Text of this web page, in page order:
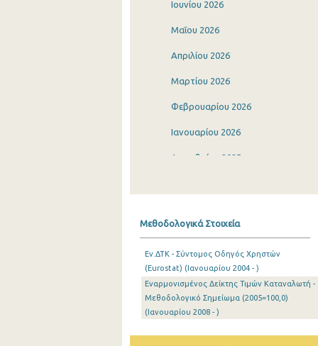
Ιουνίου 2026
Μαΐου 2026
Απριλίου 2026
Μαρτίου 2026
Φεβρουαρίου 2026
Ιανουαρίου 2026
Δεκεμβρίου 2025
Αυγούστου 2025
Ιουλίου 2025
Ιουνίου 2025
Μαΐου 2025
Μεθοδολογικά Στοιχεία
Εν.ΔΤΚ - Σύντομος Οδηγός Χρηστών
(Eurostat) (Ιανουαρίου 2004 - )
Εναρμονισμένος Δείκτης Τιμών Καταναλωτή -
Μεθοδολογικό Σημείωμα (2005=100,0)
(Ιανουαρίου 2008 - )